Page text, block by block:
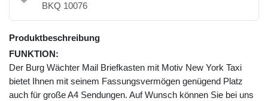
BKQ 10076
Produktbeschreibung
FUNKTION:
Der Burg Wächter Mail Briefkasten mit Motiv New York Taxi
bietet Ihnen mit seinem Fassungsvermögen genügend Platz
auch für große A4 Sendungen. Auf Wunsch können Sie bei uns